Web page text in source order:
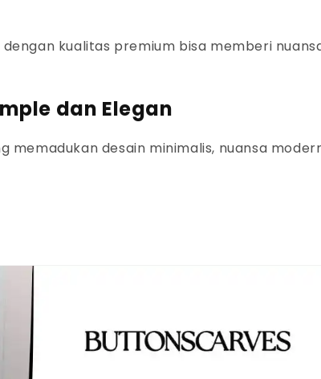
kualitas premium bisa memberi
dan Elegan
desain minimalis, nuansa